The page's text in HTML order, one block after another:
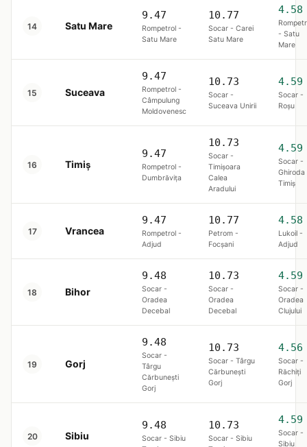
14 Satu Mare
9.47
Rompetrol -
Satu Mare
10.77
Socar - Carei
Satu Mare
4.58
- Satu
Mare
15 Suceava
9.47
Rompetrol -
Câmpulung
Moldovenesc
10.73
Socar -
Suceava Unirii
4.59
Socar -
Roşu
16 Timiș
9.47
Rompetrol -
Dumbrăviţa
10.73
Socar -
Timișoara
Calea
Aradului
4.59
Socar -
Ghiroda
Timiş
17 Vrancea
9.47
Rompetrol -
Adjud
10.77
Petrom -
Focşani
4.58
Lukoil -
Adjud
18 Bihor
9.48
Socar -
Oradea
Decebal
10.73
Socar -
Oradea
Decebal
4.59
Socar -
Oradea
Clujului
19 Gorj
9.48
Socar -
Târgu
Cărbunești
Gorj
10.73
Socar - Târgu
Cărbunești
Gorj
4.56
Socar -
Răchiți
Gorj
20 Sibiu
9.48
Socar - Sibiu
10.73
Socar - Sibiu
4.59
Socar -
Sibiu